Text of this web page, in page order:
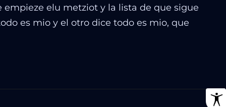
empieze elu metziot y la lista de que sigue
es mio y el otro dice todo es mio, que